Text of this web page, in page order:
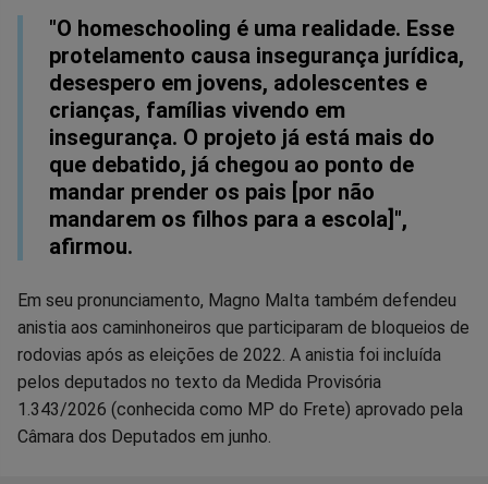
"O homeschooling é uma realidade. Esse
protelamento causa insegurança jurídica,
desespero em jovens, adolescentes e
crianças, famílias vivendo em
insegurança. O projeto já está mais do
que debatido, já chegou ao ponto de
mandar prender os pais [por não
mandarem os filhos para a escola]",
afirmou.
Em seu pronunciamento, Magno Malta também defendeu
anistia aos caminhoneiros que participaram de bloqueios de
rodovias após as eleições de 2022. A anistia foi incluída
pelos deputados no texto da Medida Provisória
1.343/2026 (conhecida como MP do Frete) aprovado pela
Câmara dos Deputados em junho.